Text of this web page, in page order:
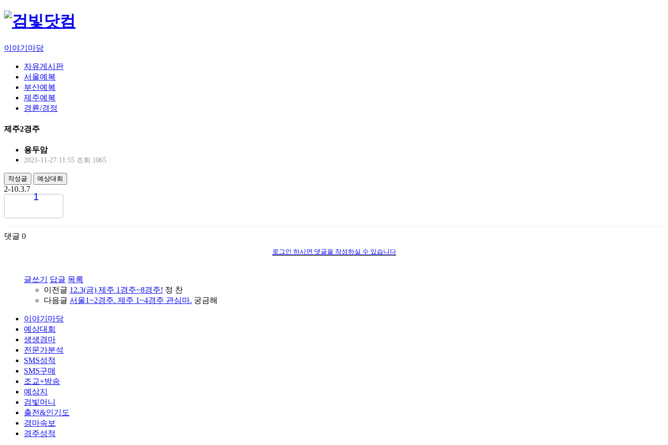
이야기마당
자유게시판
서울예복
부산예복
제주예복
경륜/경정
제주2경주
용두암
2021-11-27 11:55 조회 1065
작성글 예상대회
2-10.3.7
1
댓글 0
로그인 하시면 댓글을 작성하실 수 있습니다
글쓰기 답글 목록
이전글 12.3(금) 제주 1경주~8경주! 정 찬
다음글 서울1~2경주. 제주 1~4경주 관심마. 궁금해
이야기마당
예상대회
생생경마
전문가분석
SMS성적
SMS구매
조교+방송
예상지
검빛머니
출전&인기도
경마속보
경주성적